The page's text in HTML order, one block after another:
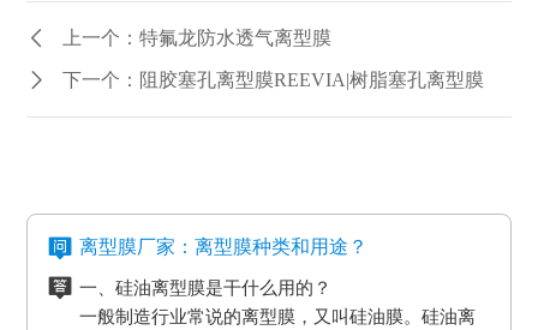
上一个：特氟龙防水透气离型膜
下一个：阻胶塞孔离型膜REEVIA|树脂塞孔离型膜
离型膜厂家：离型膜种类和用途？
一、硅油离型膜是干什么用的？
一般制造行业常说的离型膜，又叫硅油膜。硅油离